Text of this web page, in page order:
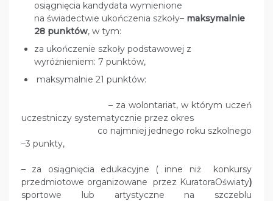
osiągnięcia kandydata wymienione
na świadectwie ukończenia szkoły– maksymalnie
28 punktów, w tym:
za ukończenie szkoły podstawowej z
wyróżnieniem: 7 punktów,
maksymalnie 21 punktów:
– za wolontariat, w którym uczeń
uczestniczy systematycznie przez okres
co najmniej jednego roku szkolnego
–3 punkty,
– za osiągnięcia edukacyjne ( inne niż konkursy
przedmiotowe organizowane przez KuratoraOświaty)
sportowe lub artystyczne na szczeblu